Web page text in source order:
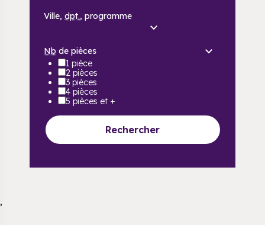
Ville, dpt., programme
Nb de pièces
1 pièce
2 pièces
3 pièces
4 pièces
5 pièces et +
Rechercher
,